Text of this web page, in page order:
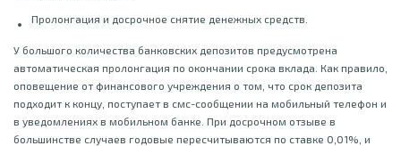
Пролонгация и досрочное снятие денежных средств.
У большого количества банковских депозитов предусмотрена
автоматическая пролонгация по окончании срока вклада. Как правило,
оповещение от финансового учреждения о том, что срок депозита
подходит к концу, поступает в смс-сообщении на мобильный телефон и
в уведомлениях в мобильном банке. При досрочном отзыве в
большинстве случаев годовые пересчитываются по ставке 0,01%, и